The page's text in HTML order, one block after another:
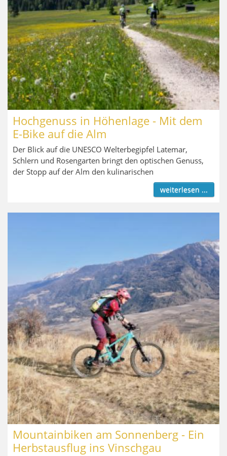
Hochgenuss in Höhenlage - Mit dem
E-Bike auf die Alm
Der Blick auf die UNESCO Welterbegipfel Latemar,
Schlern und Rosengarten bringt den optischen Genuss,
der Stopp auf der Alm den kulinarischen
weiterlesen ...
Mountainbiken am Sonnenberg - Ein
Herbstausflug ins Vinschgau